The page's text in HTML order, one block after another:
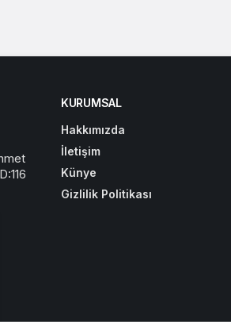
KURUMSAL
Hakkımızda
İletişim
Künye
Gizlilik Politikası